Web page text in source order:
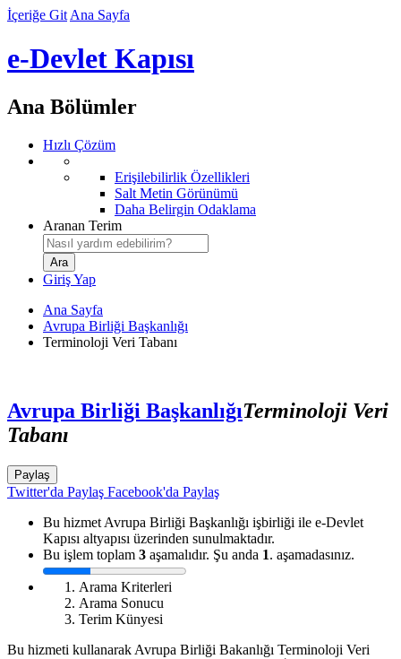
İçeriğe Git Ana Sayfa
e-Devlet Kapısı
Ana Bölümler
Hızlı Çözüm
Erişilebilirlik Özellikleri
Salt Metin Görünümü
Daha Belirgin Odaklama
Aranan Terim
Giriş Yap
Ana Sayfa
Avrupa Birliği Başkanlığı
Terminoloji Veri Tabanı
Avrupa Birliği BaşkanlığıTerminoloji Veri
Tabanı
Paylaş
Twitter'da Paylaş Facebook'da Paylaş
Bu hizmet Avrupa Birliği Başkanlığı işbirliği ile e-Devlet
Kapısı altyapısı üzerinden sunulmaktadır.
Bu işlem toplam 3 aşamalıdır. Şu anda 1. aşamadasınız.
Arama Kriterleri
Arama Sonucu
Terim Künyesi
Bu hizmeti kullanarak Avrupa Birliği Bakanlığı Terminoloji Veri